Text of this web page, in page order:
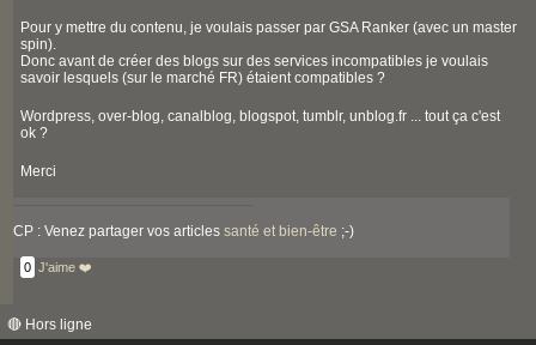
Pour y mettre du contenu, je voulais passer par GSA Ranker (avec un master
spin).
Donc avant de créer des blogs sur des services incompatibles je voulais
savoir lesquels (sur le marché FR) étaient compatibles ?
Wordpress, over-blog, canalblog, blogspot, tumblr, unblog.fr ... tout ça c'est
ok ?
Merci
CP : Venez partager vos articles santé et bien-être ;-)
0 J'aime ❤️
🔴 Hors ligne